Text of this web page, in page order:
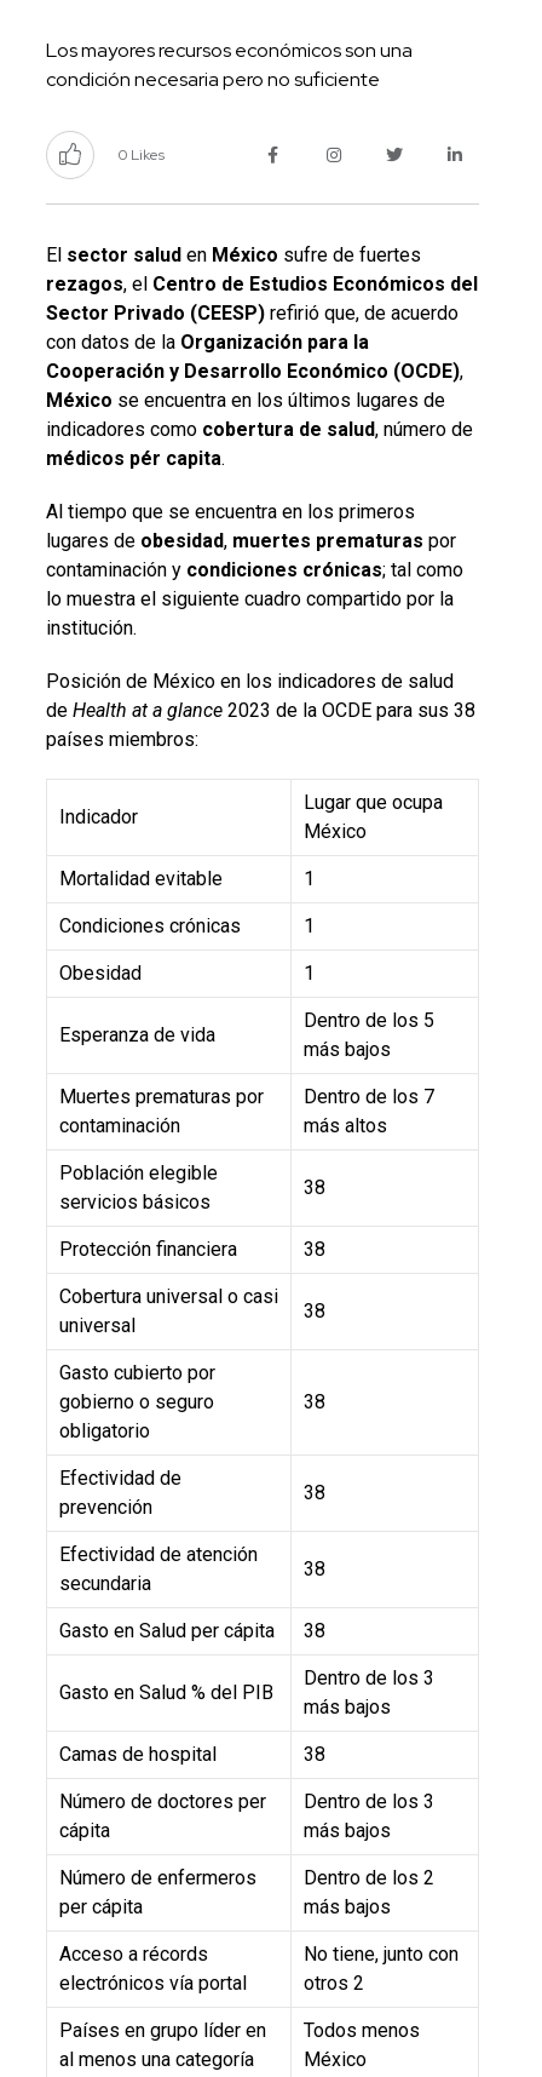
Los mayores recursos económicos son una
condición necesaria pero no suficiente
0 Likes
El sector salud en México sufre de fuertes
rezagos, el Centro de Estudios Económicos del
Sector Privado (CEESP)refirió que, de acuerdo
con datos de la Organización para la
Cooperación y Desarrollo Económico (OCDE),
México se encuentra en los últimos lugares de
indicadores como cobertura de salud, número de
médicos pér capita.
Al tiempo que se encuentra en los primeros
lugares de obesidad, muertes prematuras por
contaminación y condiciones crónicas; tal como
lo muestra el siguiente cuadro compartido por la
institución.
Posición de México en los indicadores de salud
de Health at a glance2023 de la OCDE para sus 38
países miembros:
Indicador
Lugar que ocupa
México
Mortalidad evitable 1
Condiciones crónicas 1
Obesidad 1
Esperanza de vida
Dentro de los 5
más bajos
Muertes prematuras por
contaminación
Dentro de los 7
más altos
Población elegible
servicios básicos
38
Protección financiera 38
Cobertura universal o casi
universal
38
Gasto cubierto por
gobierno o seguro
obligatorio
38
Efectividad de
prevención
38
Efectividad de atención
secundaria
38
Gasto en Salud per cápita 38
Gasto en Salud % del PIB
Dentro de los 3
más bajos
Camas de hospital 38
Número de doctores per
cápita
Dentro de los 3
más bajos
Número de enfermeros
per cápita
Dentro de los 2
más bajos
Acceso a récords
electrónicos vía portal
No tiene, junto con
otros 2
Países en grupo líder en
al menos una categoría
Todos menos
México